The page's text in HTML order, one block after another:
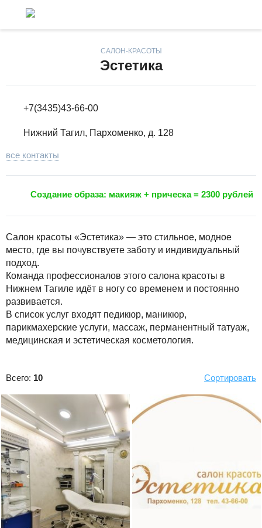
САЛОН-КРАСОТЫ
Эстетика
+7(3435)43-66-00
Нижний Тагил, Пархоменко, д. 128
все контакты
Создание образа: макияж + прическа = 2300 рублей
Салон красоты «Эстетика» — это стильное, модное
место, где вы почувствуете заботу и индивидуальный
подход.
Команда профессионалов этого салона красоты в
Нижнем Тагиле идёт в ногу со временем и постоянно
развивается.
В список услуг входят педикюр, маникюр,
парикмахерские услуги, массаж, перманентный татуаж,
медицинская и эстетическая косметология.
Всего: 10 Сортировать